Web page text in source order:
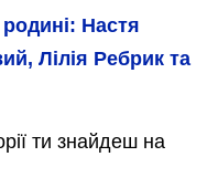
Настя
Лілія Ребрик та
ти знайдеш на